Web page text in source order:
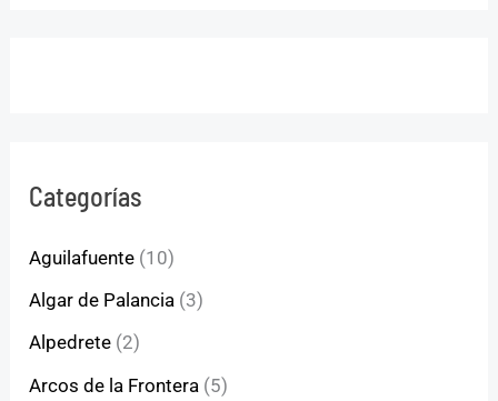
Categorías
Aguilafuente (10)
Algar de Palancia (3)
Alpedrete (2)
Arcos de la Frontera (5)